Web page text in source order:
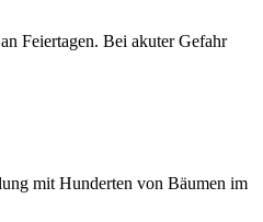
Feiertagen. Bei akuter Gefahr
mit Hunderten von Bäumen im